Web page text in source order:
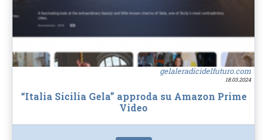
gelaleradicidelfuturo.com
18.03.2024
“Italia Sicilia Gela” approda su Amazon Prime
Video